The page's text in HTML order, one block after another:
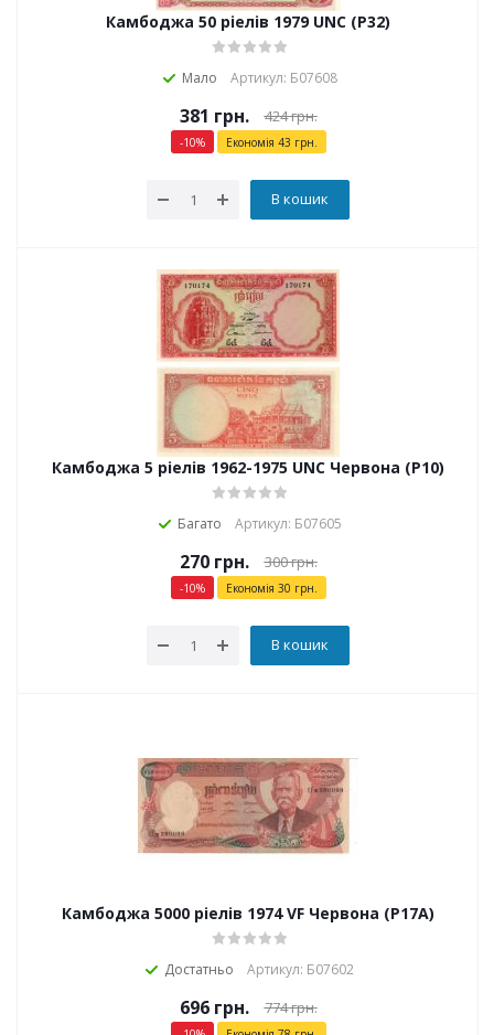
Камбоджа 50 ріелів 1979 UNC (P32)
Мало Артикул: Б07608
381 грн. 424грн.
-10% Економія 43 грн.
В кошик
Камбоджа 5 ріелів 1962-1975 UNC Червона (P10)
Багато Артикул: Б07605
270грн. 300грн.
-10% Економія 30 грн.
В кошик
Камбоджа 5000 ріелів 1974 VF Червона (P17A)
Достатньо Артикул: Б07602
696грн. 774грн.